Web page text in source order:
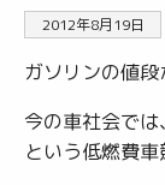
2012年8月19日
ガソリンの値
今の車社会で
という低燃費車